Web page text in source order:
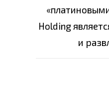
Holding
и